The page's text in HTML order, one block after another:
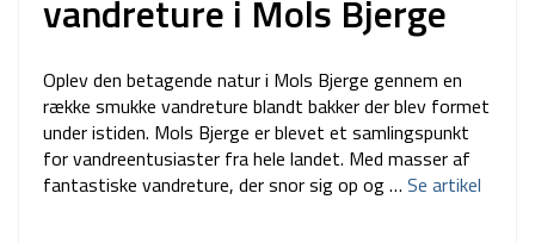
vandreture i Mols Bjerge
Oplev den betagende natur i Mols Bjerge gennem en
række smukke vandreture blandt bakker der blev formet
under istiden. Mols Bjerge er blevet et samlingspunkt
for vandreentusiaster fra hele landet. Med masser af
fantastiske vandreture, der snor sig op og … Se artikel